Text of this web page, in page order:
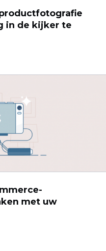
in de kijker te
met uw